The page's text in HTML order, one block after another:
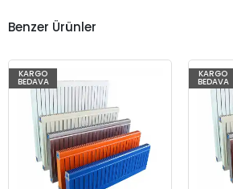
Benzer Ürünler
KARGO
BEDAVA
KARGO
BEDAVA